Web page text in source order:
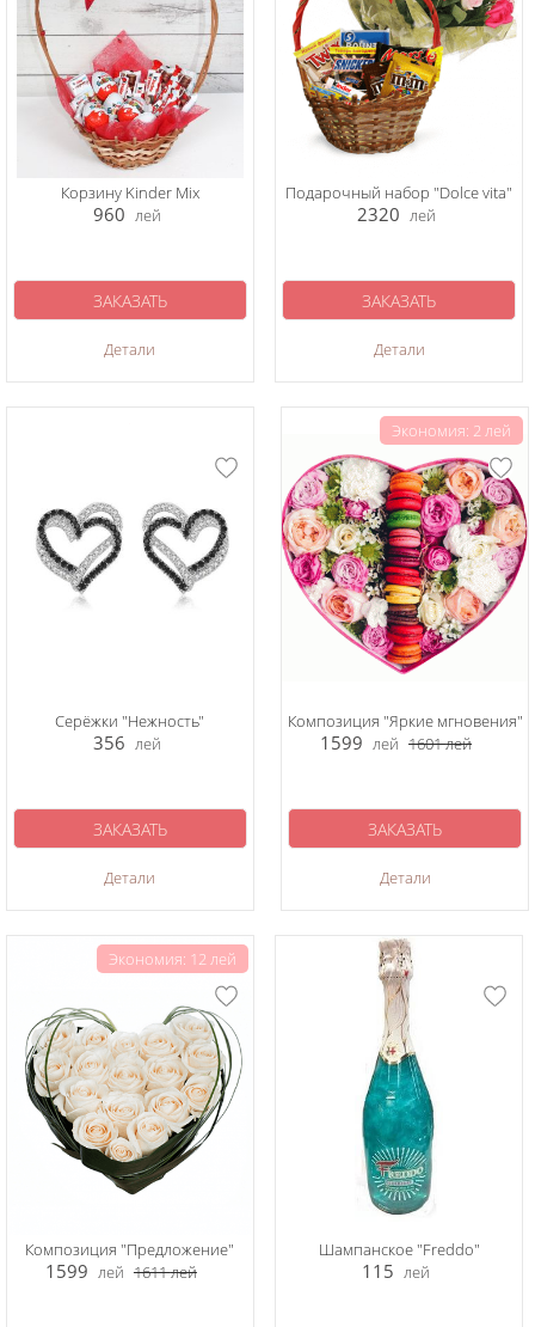
Корзину Kinder Mix
960 лей
Детали
ЗАКАЗАТЬ
Подарочный набор "Dolce vita"
2320 лей
Детали
ЗАКАЗАТЬ
Серёжки "Нежность"
356 лей
Детали
ЗАКАЗАТЬ
Экономия: 2 лей
Композиция "Яркие мгновения"
1599 лей 1601лей
Детали
ЗАКАЗАТЬ
Экономия: 12 лей
Композиция "Предложение"
1599 лей 1611лей
Шампанское "Freddo"
115 лей